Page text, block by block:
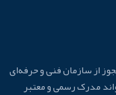
از سازمان فنی و حرفه‌ای
و می‌تواند مدرک رسمی و معتبر